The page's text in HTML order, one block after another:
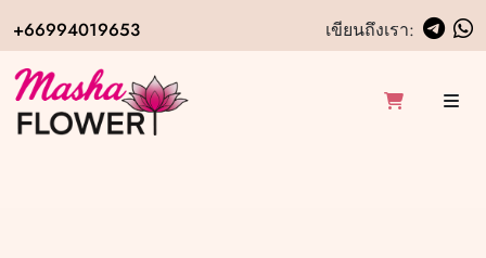
+66994019653 เขียนถึงเรา: